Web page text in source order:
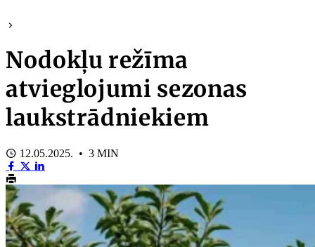
Nodokļu režīma
atvieglojumi sezonas
laukstrādniekiem
12.05.2025. • 3 MIN